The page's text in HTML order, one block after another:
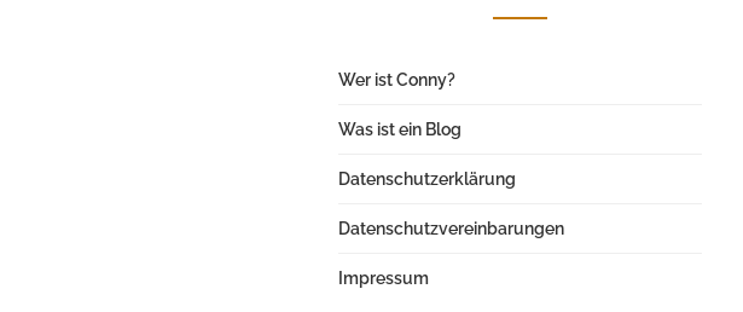
Wer ist Conny?
Was ist ein Blog
Datenschutzerklärung
Datenschutzvereinbarungen
Impressum